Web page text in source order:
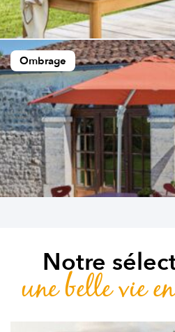
Ombrage
Notre
une belle vie